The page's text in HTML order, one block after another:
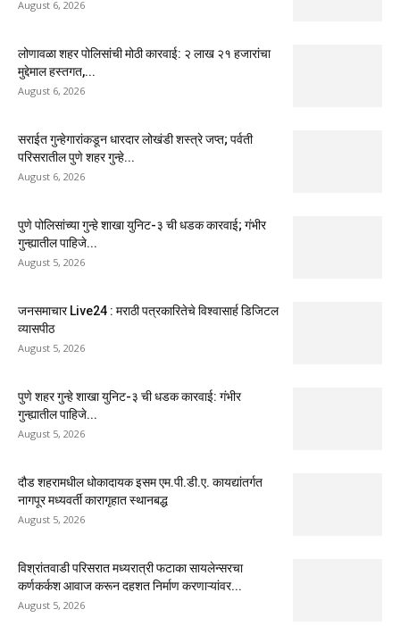
August 6, 2026
लोणावळा शहर पोलिसांची मोठी कारवाई: २ लाख २१ हजारांचा
मुद्देमाल हस्तगत,...
August 6, 2026
सराईत गुन्हेगारांकडून धारदार लोखंडी शस्त्रे जप्त; पर्वती
परिसरातील पुणे शहर गुन्हे...
August 6, 2026
पुणे पोलिसांच्या गुन्हे शाखा युनिट-३ ची धडक कारवाई; गंभीर
गुन्ह्यातील पाहिजे...
August 5, 2026
जनसमाचार Live24 : मराठी पत्रकारितेचे विश्वासार्ह डिजिटल
व्यासपीठ
August 5, 2026
पुणे शहर गुन्हे शाखा युनिट-३ ची धडक कारवाई: गंभीर
गुन्ह्यातील पाहिजे...
August 5, 2026
दौड शहरामधील धोकादायक इसम एम.पी.डी.ए. कायद्यांतर्गत
नागपूर मध्यवर्ती कारागृहात स्थानबद्ध
August 5, 2026
विश्रांतवाडी परिसरात मध्यरात्री फटाका सायलेन्सरचा
कर्णकर्कश आवाज करून दहशत निर्माण करणाऱ्यांवर...
August 5, 2026